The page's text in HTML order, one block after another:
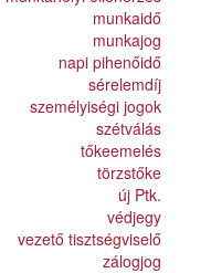
munkaidő
munkajog
napi pihenőidő
sérelemdíj
személyiségi jogok
szétválás
tőkeemelés
törzstőke
új Ptk.
védjegy
vezető tisztségviselő
zálogjog